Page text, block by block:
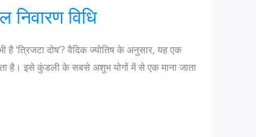
विधि
‘त्रिजटा दोष’? वैदिक ज्योतिष के अनुसार, यह एक
आता है। इसे कुंडली के सबसे अशुभ योगों में से एक माना जाता